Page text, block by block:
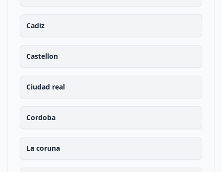
Cadiz
Castellon
Ciudad real
Cordoba
La coruna